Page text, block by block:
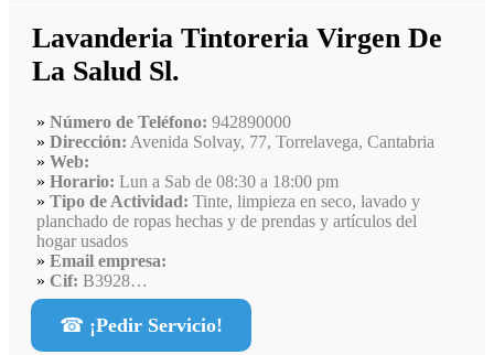
Lavanderia Tintoreria Virgen De
La Salud Sl.
Número de Teléfono: 942890000
Dirección: Avenida Solvay, 77, Torrelavega, Cantabria
Web:
Horario: Lun a Sab de 08:30 a 18:00 pm
Tipo de Actividad: Tinte, limpieza en seco, lavado y
planchado de ropas hechas y de prendas y artículos del
hogar usados
Email empresa:
Cif: B3928…
☎ ¡Pedir Servicio!